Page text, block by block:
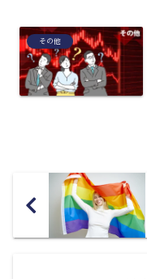
その他